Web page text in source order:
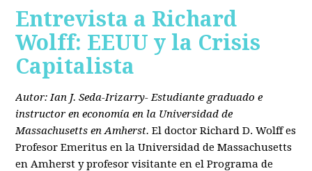
Entrevista a Richard
Wolff: EEUU y la Crisis
Capitalista
Autor: Ian J. Seda-Irizarry- Estudiante graduado e
instructor en economía en la Universidad de
Massachusetts en Amherst. El doctor Richard D. Wolff es
Profesor Emeritus en la Universidad de Massachusetts
en Amherst y profesor visitante en el Programa de